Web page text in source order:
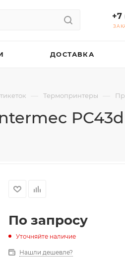
+7
ДОСТАВКА
— Термопринтеры —
По запросу
Уточняйте наличие
Нашли дешевле?